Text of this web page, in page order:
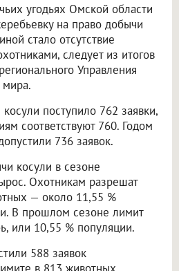
угодьях Омской области
на право добычи
стало отсутствие
следует из итогов
Управления
мира.
поступило 762 заявки,
соответствуют 760. Годом
736 заявок.
косули в сезоне
Охотникам разрешат
— около 11,55 %
В прошлом сезоне лимит
или 10,55 % популяции.
588 заявок